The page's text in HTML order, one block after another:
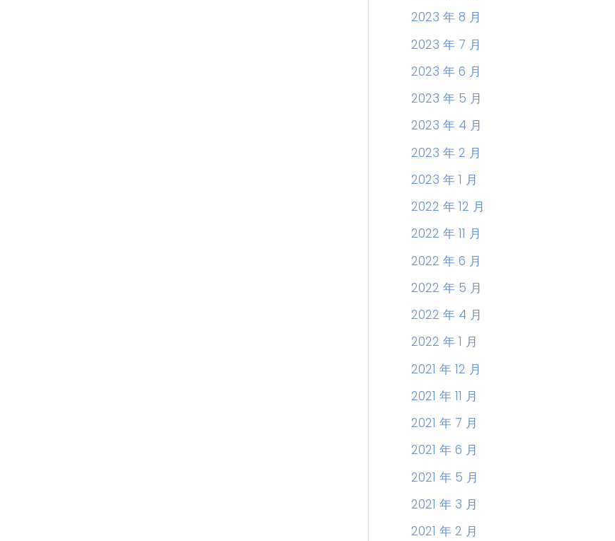
2023 年 8 月
2023 年 7 月
2023 年 6 月
2023 年 5 月
2023 年 4 月
2023 年 2 月
2023 年 1 月
2022 年 12 月
2022 年 11 月
2022 年 6 月
2022 年 5 月
2022 年 4 月
2022 年 1 月
2021 年 12 月
2021 年 11 月
2021 年 7 月
2021 年 6 月
2021 年 5 月
2021 年 3 月
2021 年 2 月